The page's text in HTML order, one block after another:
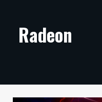
ARTIKKELIT
TECHBBS
Radeon